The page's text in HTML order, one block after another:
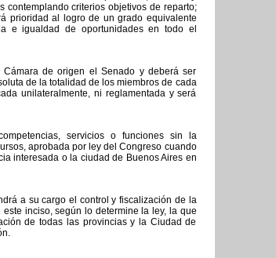
contemplando criterios objetivos de reparto;
prioridad al logro de un grado equivalente
e igualdad de oportunidades en todo el
Cámara de origen el Senado y deberá ser
de la totalidad de los miembros de cada
unilateralmente, ni reglamentada y será
servicios o funciones sin la
aprobada por ley del Congreso cuando
interesada o la ciudad de Buenos Aires en
a su cargo el control y fiscalización de la
inciso, según lo determine la ley, la que
de todas las provincias y la Ciudad de